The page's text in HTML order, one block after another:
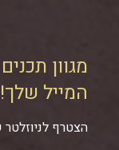
מגוון
המייל שלך!
הצטרף לניוזלטר